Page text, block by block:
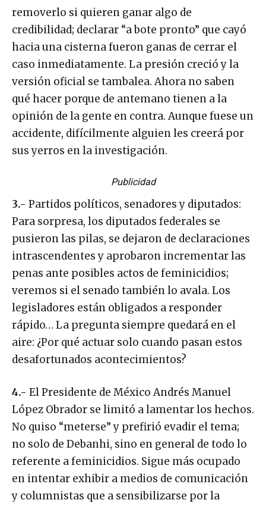
removerlo si quieren ganar algo de
credibilidad; declarar “a bote pronto” que cayó
hacia una cisterna fueron ganas de cerrar el
caso inmediatamente. La presión creció y la
versión oficial se tambalea. Ahora no saben
qué hacer porque de antemano tienen a la
opinión de la gente en contra. Aunque fuese un
accidente, difícilmente alguien les creerá por
sus yerros en la investigación.
Publicidad
3.- Partidos políticos, senadores y diputados:
Para sorpresa, los diputados federales se
pusieron las pilas, se dejaron de declaraciones
intrascendentes y aprobaron incrementar las
penas ante posibles actos de feminicidios;
veremos si el senado también lo avala. Los
legisladores están obligados a responder
rápido… La pregunta siempre quedará en el
aire: ¿Por qué actuar solo cuando pasan estos
desafortunados acontecimientos?
4.- El Presidente de México Andrés Manuel
López Obrador se limitó a lamentar los hechos.
No quiso “meterse” y prefirió evadir el tema;
no solo de Debanhi, sino en general de todo lo
referente a feminicidios. Sigue más ocupado
en intentar exhibir a medios de comunicación
y columnistas que a sensibilizarse por la